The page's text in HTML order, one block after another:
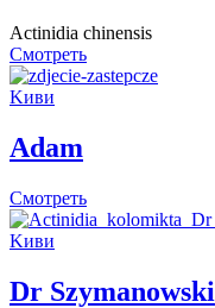
Actinidia chinensis
Смотреть
Kиви
Adam
Смотреть
Kиви
Dr Szymanowski